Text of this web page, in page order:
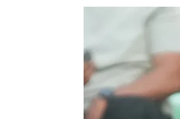
Apertura 2026
Leagues Cup